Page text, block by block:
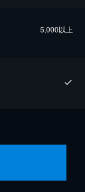
5,000以上